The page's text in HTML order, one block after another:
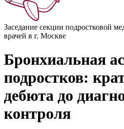
Заседание секции подростковой
врачей в г. Москве
Бронхиальная
подростков:
дебюта до
контроля